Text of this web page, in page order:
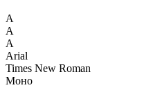
А
А
А
Arial
Times New Roman
Моно